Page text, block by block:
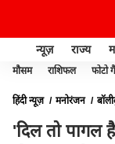
न्यूज़ राज्य
मौसम राशिफल फोटो
हिंदी न्यूज़ मनोरंजन
'दिल तो पागल